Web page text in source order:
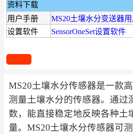
资料下载
用户手册
MS20土壤水分变送器
设置软件
SensorOneSet设置软件
MS20土壤水分传感器是一款
测量土壤水分的传感器。通过
数，能直接稳定地反映各种土
量。MS20土壤水分传感器可